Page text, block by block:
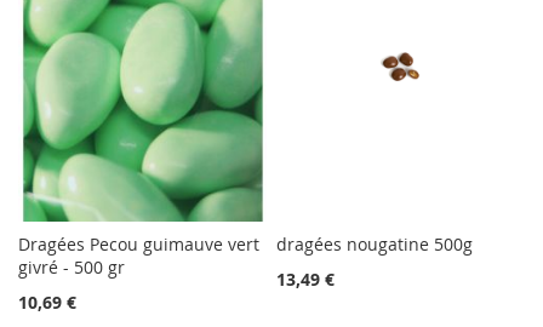
Dragées Pecou guimauve vert
givré - 500 gr
10,69 €
dragées nougatine 500g
13,49 €